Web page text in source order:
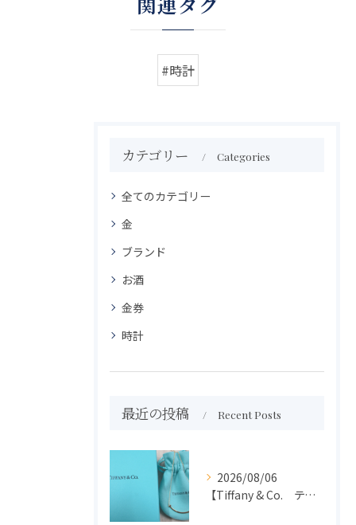
#時計
カテゴリー Categories
全てのカテゴリー
金
ブランド
お酒
金券
時計
最近の投稿 Recent Posts
2026/08/06
【Tiffany & Co. ティファニー】買取 大吉盛岡店 アクセサリー買取しました！！